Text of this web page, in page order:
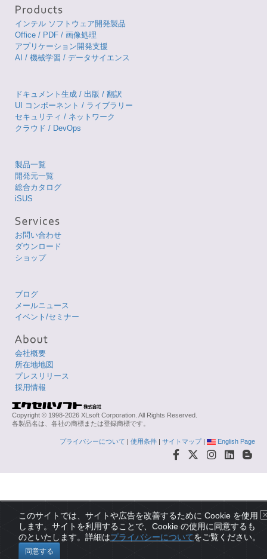
インテル ソフトウェア開発製品
Office / PDF / 画像処理
アプリケーション開発支援
AI / 機械学習 / データサイエンス
ドキュメント生成 / 出版 / 翻訳
UI コンポーネント / ライブラリー
セキュリティ / ネットワーク
クラウド / DevOps
製品一覧
開発元一覧
総合カタログ
iSUS
お問い合わせ
ダウンロード
ショップ
ブログ
メールニュース
イベント/セミナー
会社概要
所在地地図
プレスリリース
採用情報
Copyright © 1998-2026 XLsoft Corporation. All Rights Reserved.
各製品名は、各社の商標または登録商標です。
プライバシーについて | 使用条件 | サイトマップ| English Page
このサイトでは、サイトや広告を改善するために Cookie を使用
します。サイトを利用することで、Cookie の使用に同意するも
のといたします。詳細はプライバシーについてをご覧ください。
同意する